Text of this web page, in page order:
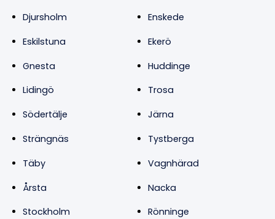
Djursholm
Enskede
Eskilstuna
Ekerö
Gnesta
Huddinge
Lidingö
Trosa
Södertälje
Järna
Strängnäs
Tystberga
Täby
Vagnhärad
Årsta
Nacka
Stockholm
Rönninge